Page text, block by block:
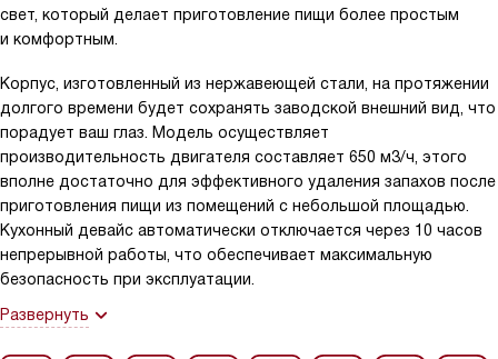
свет, который делает приготовление пищи более простым
и комфортным.
Корпус, изготовленный из нержавеющей стали, на протяжении
долгого времени будет сохранять заводской внешний вид, что
порадует ваш глаз. Модель осуществляет
производительность двигателя составляет 650 м3/ч, этого
вполне достаточно для эффективного удаления запахов после
приготовления пищи из помещений с небольшой площадью.
Кухонный девайс автоматически отключается через 10 часов
непрерывной работы, что обеспечивает максимальную
безопасность при эксплуатации.
Развернуть